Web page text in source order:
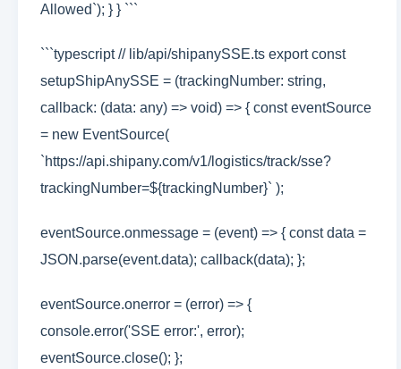
Allowed`); } } ```
```typescript // lib/api/shipanySSE.ts export const
setupShipAnySSE = (trackingNumber: string,
callback: (data: any) => void) => { const eventSource
= new EventSource(
`https://api.shipany.com/v1/logistics/track/sse?
trackingNumber=${trackingNumber}` );
eventSource.onmessage = (event) => { const data =
JSON.parse(event.data); callback(data); };
eventSource.onerror = (error) => {
console.error('SSE error:', error);
eventSource.close(); };